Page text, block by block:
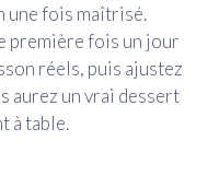
une fois maîtrisé.
première fois un jour
réels, puis ajustez
aurez un vrai dessert
à table.